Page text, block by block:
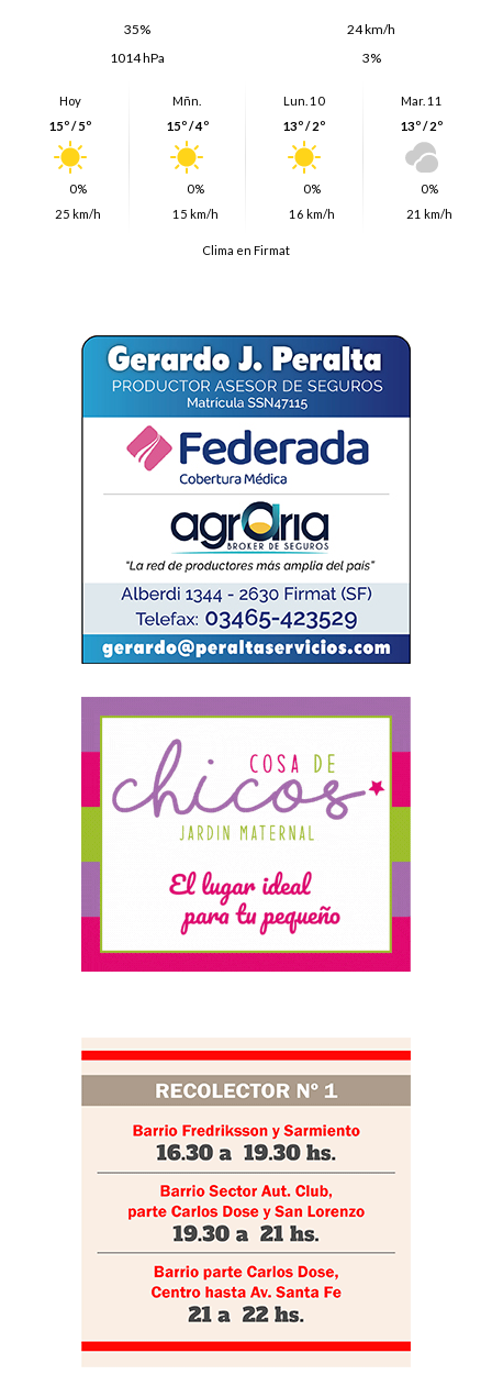
35%
24 km/h
1014 hPa
3%
Hoy
15º / 5º
0%
25 km/h
Mñn.
15º / 4º
0%
15 km/h
Lun. 10
13º / 2º
0%
16 km/h
Mar. 11
13º / 2º
0%
21 km/h
Clima en Firmat